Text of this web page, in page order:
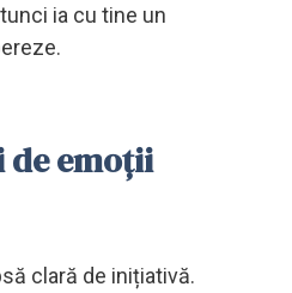
ia cu tine un
de emoții
clară de inițiativă.